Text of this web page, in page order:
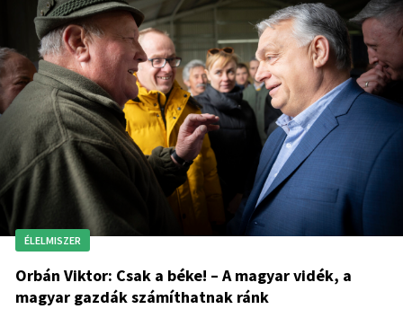
ÉLELMISZER
Orbán Viktor: Csak a béke! – A magyar vidék, a
magyar gazdák számíthatnak ránk